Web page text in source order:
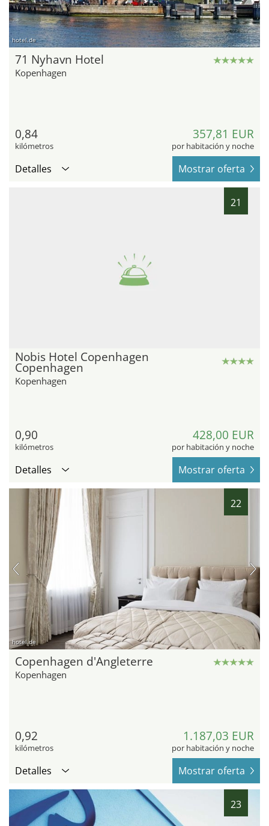
hotel.de
71 Nyhavn Hotel
Kopenhagen
0,84
kilómetros
357,81 EUR
por habitación y noche
Detalles Mostrar oferta
21
Nobis Hotel Copenhagen
Copenhagen
Kopenhagen
0,90
kilómetros
428,00 EUR
por habitación y noche
Detalles Mostrar oferta
22
hotel.de
Copenhagen d'Angleterre
Kopenhagen
0,92
kilómetros
1.187,03 EUR
por habitación y noche
Detalles Mostrar oferta
23